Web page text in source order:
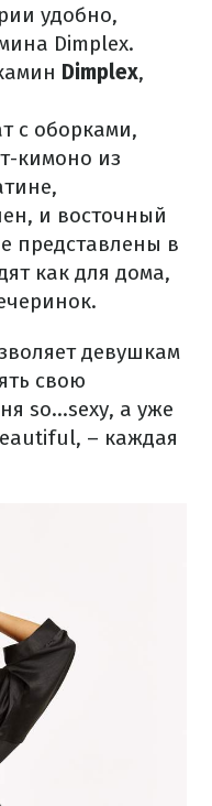
удобно,
Dimplex.
Dimplex,
с оборками,
кимоно из
и восточный
представлены в
как для дома,
девушкам
свою
so...sexy, а уже
– каждая